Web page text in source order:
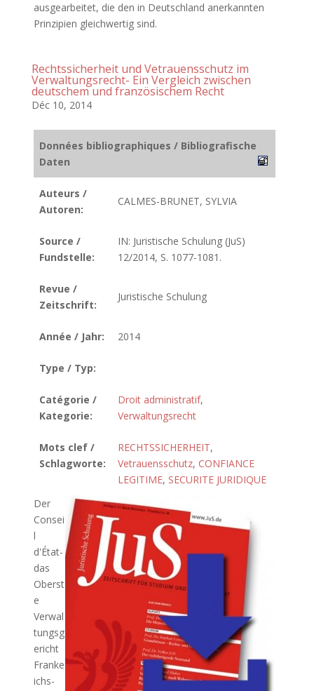
ausgearbeitet, die den in Deutschland anerkannten
Prinzipien gleichwertig sind.
Rechtssicherheit und Vetrauensschutz im
Verwaltungsrecht- Ein Vergleich zwischen
deutschem und französischem Recht
Déc 10, 2014
Données bibliographiques / Bibliografische
Daten
Auteurs /
Autoren:
CALMES-BRUNET, SYLVIA
Source /
Fundstelle:
IN: Juristische Schulung (JuS)
12/2014, S. 1077-1081.
Revue /
Zeitschrift:
Juristische Schulung
Année / Jahr: 2014
Type / Typ:
Catégorie /
Kategorie:
Droit administratif,
Verwaltungsrecht
Mots clef /
Schlagworte:
RECHTSSICHERHEIT,
Vetrauensschutz, CONFIANCE
LEGITIME, SECURITE JURIDIQUE
Der
Consei
l
d'État-
das
Oberst
e
Verwal
tungsg
ericht
Franke
ichs-